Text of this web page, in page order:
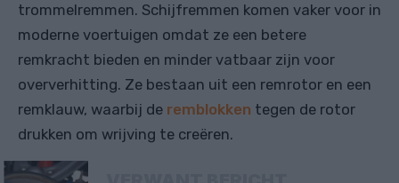
trommelremmen. Schijfremmen komen vaker voor in
moderne voertuigen omdat ze een betere
remkracht bieden en minder vatbaar zijn voor
oververhitting. Ze bestaan ​​uit een remrotor en een
remklauw, waarbij de remblokken tegen de rotor
drukken om wrijving te creëren.